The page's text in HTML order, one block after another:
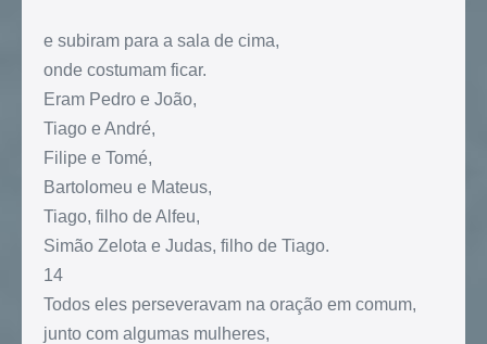
e subiram para a sala de cima,
onde costumam ficar.
Eram Pedro e João,
Tiago e André,
Filipe e Tomé,
Bartolomeu e Mateus,
Tiago, filho de Alfeu,
Simão Zelota e Judas, filho de Tiago.
14
Todos eles perseveravam na oração em comum,
junto com algumas mulheres,